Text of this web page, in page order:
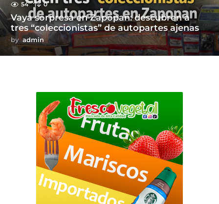
54 0
Vaya sorpresa en Zapopan: descubren a
tres “coleccionistas” de autopartes ajenas
by admin